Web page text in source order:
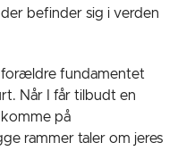
befinder sig i verden
forældre fundamentet
Når I får tilbudt en
på
rammer taler om jeres